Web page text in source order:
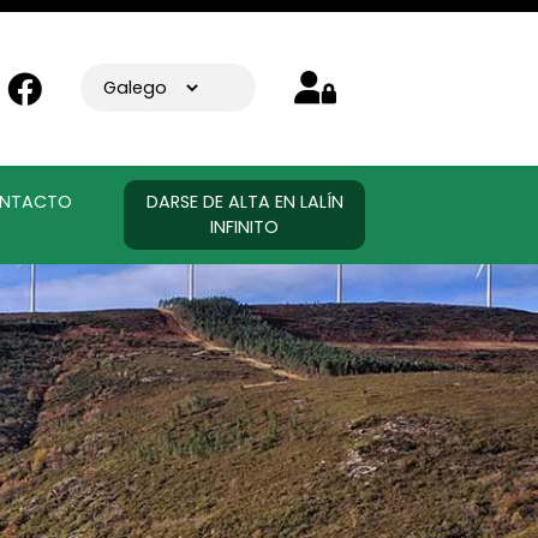
DARSE DE ALTA EN LALÍN
INFINITO